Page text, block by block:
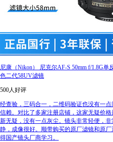
尼康（Nikon） 尼克尔AF-S 50mm f/1.8G
色二代58UV滤镜
500人好评
经查验，三码合一，二维码验证也没有一
信赖。对比了多家注册店铺，这家无疑价
新无疑，没有一点灰尘。镜头非常轻便，
静，成像很好。顺带购买的原厂滤镜和原
得国产镜头厂商学习。